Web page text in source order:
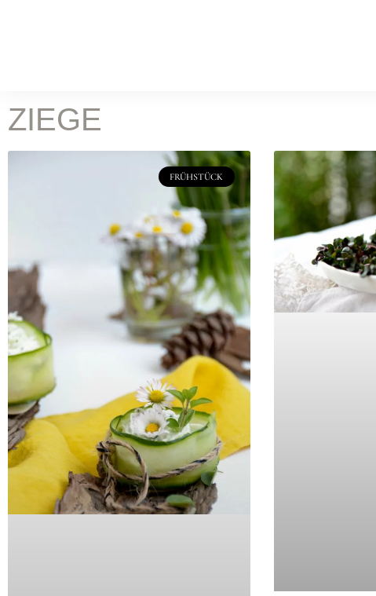
BATILOO
ABOUT
CONTACT
Copyright © 2026 storiesonaplate.com - Florentina Klampferer, BA
ZIEGE
FRÜHSTÜCK